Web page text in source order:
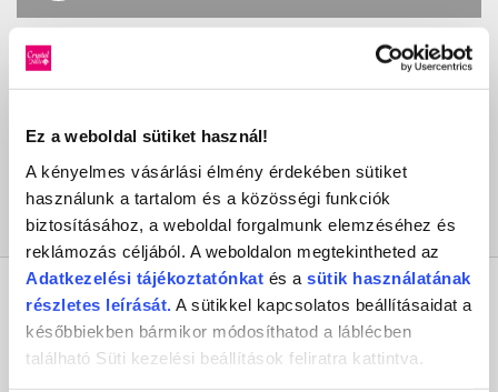
Ez a weboldal sütiket használ!
A kényelmes vásárlási élmény érdekében sütiket
használunk a tartalom és a közösségi funkciók
biztosításához, a weboldal forgalmunk elemzéséhez és
reklámozás céljából. A weboldalon megtekintheted az
Adatkezelési tájékoztatónkat és a sütik használatának
részletes leírását. A sütikkel kapcsolatos beállításaidat a
későbbiekben bármikor módosíthatod a láblécben
található Süti kezelési beállítások feliratra kattintva.
8-17H TELEFONON, EMAILBEN
100% BIZTONSÁG
BIZTONSÁGOS VÁSÁRLÁS
KAPCSOLAT